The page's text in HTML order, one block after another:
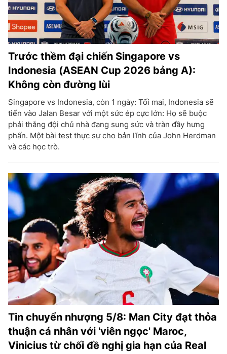
Trước thềm đại chiến Singapore vs
Indonesia (ASEAN Cup 2026 bảng A):
Không còn đường lùi
Singapore vs Indonesia, còn 1 ngày: Tối mai, Indonesia sẽ
tiến vào Jalan Besar với một sức ép cực lớn: Họ sẽ buộc
phải thắng đội chủ nhà đang sung sức và tràn đầy hưng
phấn. Một bài test thực sự cho bản lĩnh của John Herdman
và các học trò.
Tin chuyển nhượng 5/8: Man City đạt thỏa
thuận cá nhân với 'viên ngọc' Maroc,
Vinicius từ chối đề nghị gia hạn của Real